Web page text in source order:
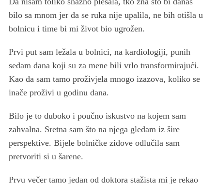
bilo sa mnom jer da se ruka nije upalila, ne bih otišla u
bolnicu i time bi mi život bio ugrožen.
Prvi put sam ležala u bolnici, na kardiologiji, punih
sedam dana koji su za mene bili vrlo transformirajući.
Kao da sam tamo proživjela mnogo izazova, koliko se
inače proživi u godinu dana.
Bilo je to duboko i poučno iskustvo na kojem sam
zahvalna. Sretna sam što na njega gledam iz šire
perspektive. Bijele bolničke zidove odlučila sam
pretvoriti si u šarene.
Prvu večer tamo jedan od doktora stažista mi je rekao